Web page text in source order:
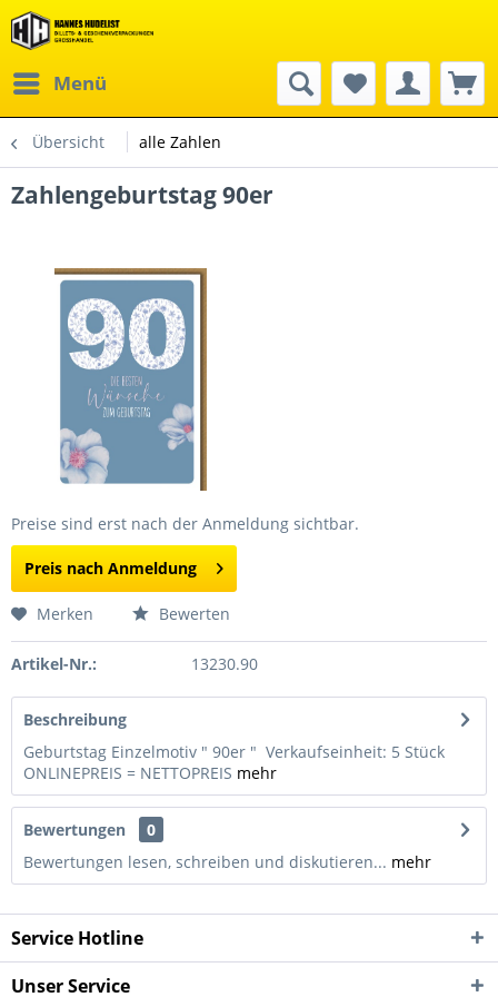
Menü
Übersicht alle Zahlen
Zahlengeburtstag 90er
Preise sind erst nach der Anmeldung sichtbar.
Preis nach Anmeldung
Merken Bewerten
Artikel-Nr.: 13230.90
Beschreibung
Geburtstag Einzelmotiv " 90er " Verkaufseinheit: 5 Stück
ONLINEPREIS = NETTOPREIS mehr
Bewertungen
0
Bewertungen lesen, schreiben und diskutieren... mehr
Service Hotline
Unser Service